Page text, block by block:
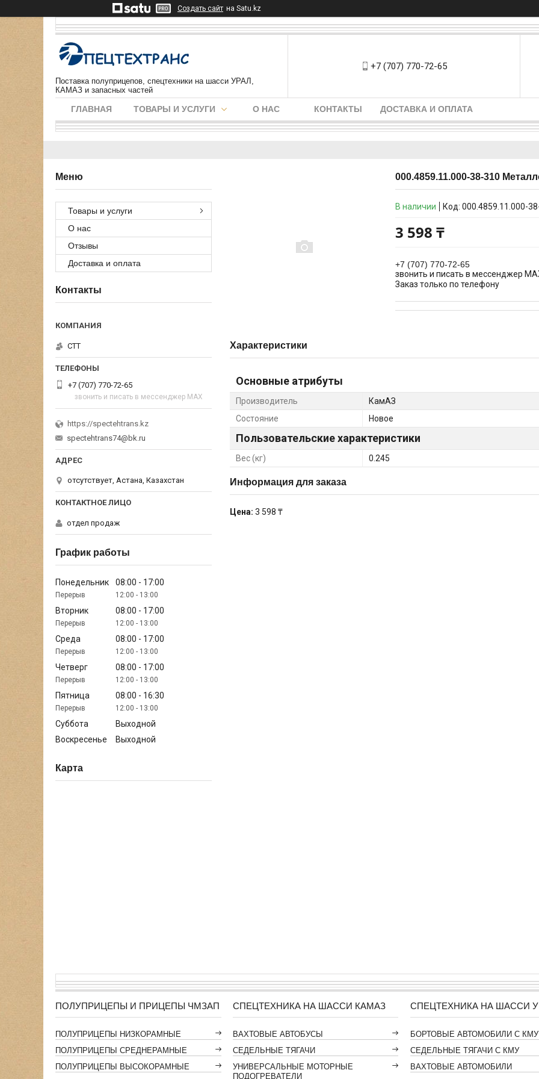
Создать сайт на Satu.kz
Поставка полуприцепов, спецтехники на шасси УРАЛ,
КАМАЗ и запасных частей
+7 (707) 770-72-65
ГЛАВНАЯ ТОВАРЫ И УСЛУГИ О НАС КОНТАКТЫ ДОСТАВКА И ОПЛАТА
000.4859.11.000-38-310
В наличии Код: 000.4859.11.000-
3 598 ₸
+7 (707) 770-72-65
звонить и писать в мессенджер
Заказ только по телефону
Характеристики
Основные атрибуты
Производитель
КамАЗ
Состояние
Новое
Пользовательские характеристики
Вес (кг) 0.245
Информация для заказа
Цена: 3 598 ₸
Товары и услуги
О нас
Отзывы
Доставка и оплата
Контакты
СТТ
+7 (707) 770-72-65
звонить и писать в мессенджер MAX
https://spectehtrans.kz
spectehtrans74@bk.ru
отсутствует, Астана, Казахстан
отдел продаж
График работы
Понедельник 08:00 17:00
12:00 13:00
Вторник 08:00 17:00
12:00 13:00
Среда 08:00 17:00
12:00 13:00
Четверг 08:00 17:00
12:00 13:00
Пятница 08:00 16:30
12:00 13:00
Суббота
Выходной
Воскресенье
Выходной
Карта
ПОЛУПРИЦЕПЫ И ПРИЦЕПЫ ЧМЗАП
ПОЛУПРИЦЕПЫ НИЗКОРАМНЫЕ
ПОЛУПРИЦЕПЫ СРЕДНЕРАМНЫЕ
ПОЛУПРИЦЕПЫ ВЫСОКОРАМНЫЕ
СПЕЦТЕХНИКА НА ШАССИ КАМАЗ
ВАХТОВЫЕ АВТОБУСЫ
СЕДЕЛЬНЫЕ ТЯГАЧИ
УНИВЕРСАЛЬНЫЕ МОТОРНЫЕ
ПОДОГРЕВАТЕЛИ
СПЕЦТЕХНИКА НА ШАССИ
БОРТОВЫЕ АВТОМОБИЛИ С КМУ
СЕДЕЛЬНЫЕ ТЯГАЧИ С КМУ
ВАХТОВЫЕ АВТОМОБИЛИ